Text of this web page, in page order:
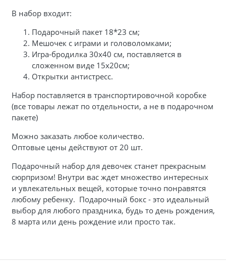
В набор входит:
Подарочный пакет 18*23 см;
Мешочек с играми и головоломками;
Игра-бродилка 30х40 см, поставляется в
сложенном виде 15х20см;
Открытки антистресс.
Набор поставляется в транспортировочной коробке
(все товары лежат по отдельности, а не в подарочном
пакете)
Можно заказать любое количество.
Оптовые цены действуют от 20 шт.
Подарочный набор для девочек станет прекрасным
сюрпризом! Внутри вас ждет множество интересных
и увлекательных вещей, которые точно понравятся
любому ребенку. Подарочный бокс - это идеальный
выбор для любого праздника, будь то день рождения,
8 марта или день рождение или просто так.